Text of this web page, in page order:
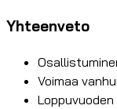
Yhteenveto
Voimaa